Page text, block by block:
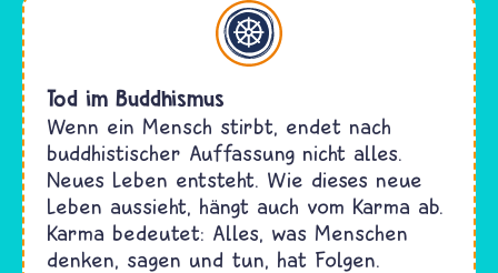
Tod im Buddhismus
Wenn ein Mensch stirbt, endet nach
buddhistischer Auffassung nicht alles.
Neues Leben entsteht. Wie dieses neue
Leben aussieht, hängt auch vom Karma ab.
Karma bedeutet: Alles, was Menschen
denken, sagen und tun, hat Folgen.